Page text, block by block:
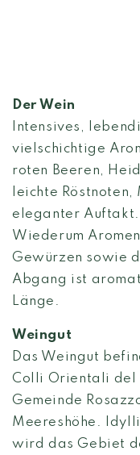
Der Wein
Intensives,
vielschichtige
roten Beeren,
leichte Röstnoten,
eleganter Auftakt.
Wiederum
Gewürzen sowie
Abgang ist
Länge.
Weingut
Das Weingut
Colli Orientali del
Gemeinde
Meereshöhe.
wird das Gebiet